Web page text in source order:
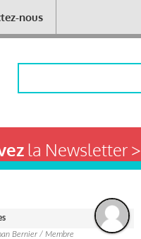
nous
la Newsletter >
Bernier / Membre